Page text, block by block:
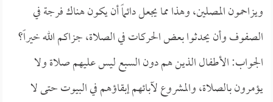
ويزاحمون المصلين، وهذا مما يجعل دائماً أن يكون هناك فرجة في
الصفوف وأن يحدثوا بعض الحركات في الصلاة، جزاكم الله خيراً؟
الجواب: الأطفال الذين هم دون السبع ليس عليهم صلاة ولا
يؤمرون بالصلاة، والمشروع لآبائهم إبقاؤهم في البيوت حتى لا